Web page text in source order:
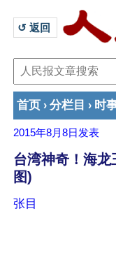
↺ 返回
首页 › 分栏目 › 时
2015年8月8日 发表
台湾神奇！海
图)
张目